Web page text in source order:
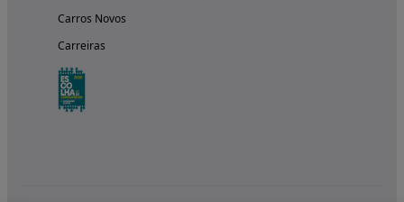
Carros Novos
Carreiras